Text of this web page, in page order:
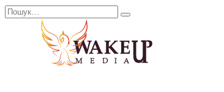
Перейти
Search